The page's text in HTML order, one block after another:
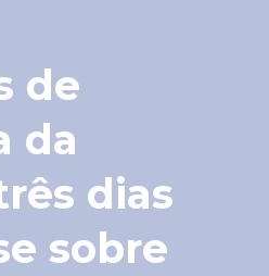
de
da
dias
sobre